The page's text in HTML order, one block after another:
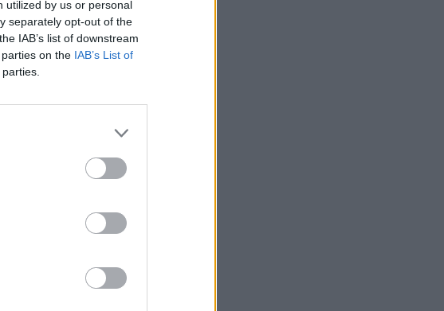
utilized by us or personal
separately opt-out of the
IAB’s list of downstream
on the IAB’s List of